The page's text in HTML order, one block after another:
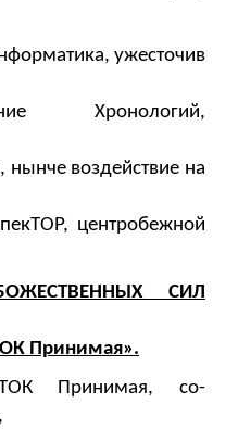
ужесточив
Хронологий,
нынче воздействие на
центробежной
СИЛ
Принимая».
Принимая, со-